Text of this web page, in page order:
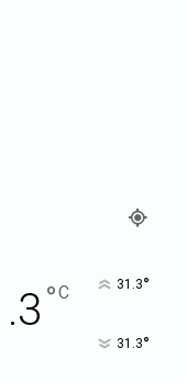
°C 31.3°
31.3°